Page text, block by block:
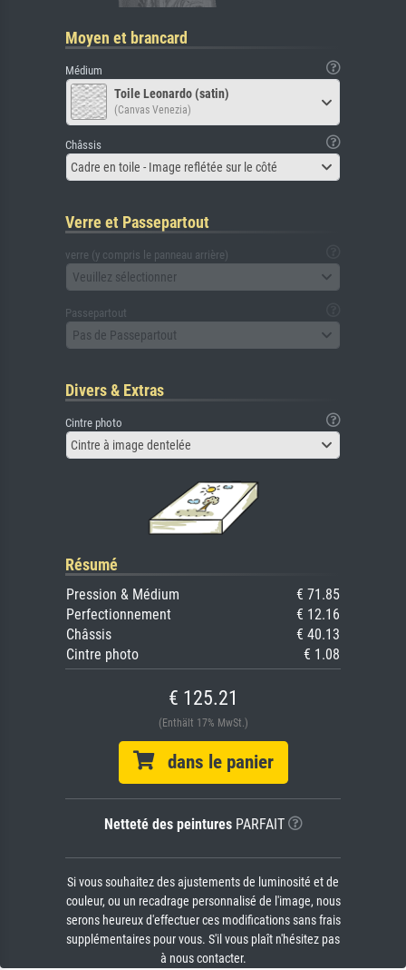
Moyen et brancard
Médium
Toile Leonardo (satin)
(Canvas Venezia)
Châssis
Cadre en toile - Image reflétée sur le côté
Verre et Passepartout
verre (y compris le panneau arrière)
Veuillez sélectionner
Passepartout
Pas de Passepartout
Divers & Extras
Cintre photo
Cintre à image dentelée
Résumé
Pression & Médium
€ 71.85
Perfectionnement
€ 12.16
Châssis
€ 40.13
Cintre photo
€ 1.08
€ 125.21
(Enthält 17% MwSt.)
dans le panier
Netteté des peinturesPARFAIT
Si vous souhaitez des ajustements de luminosité et de
couleur, ou un recadrage personnalisé de l'image, nous
serons heureux d'effectuer ces modifications sans frais
supplémentaires pour vous. S'il vous plaît n'hésitez pas
à nous contacter.